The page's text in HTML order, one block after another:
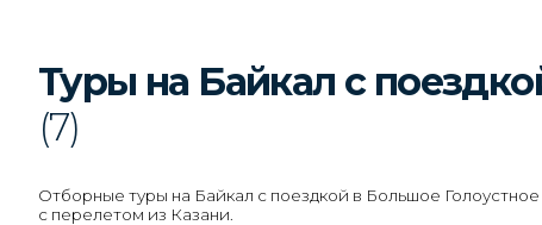
Туры на Байкал с
(7)
Отборные туры на Байкал с поездкой в Большое
с перелетом из Казани.